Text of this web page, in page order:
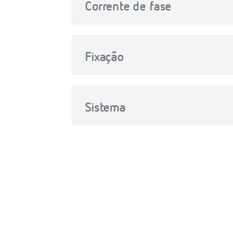
Corrente de fase
Fixação
Sistema